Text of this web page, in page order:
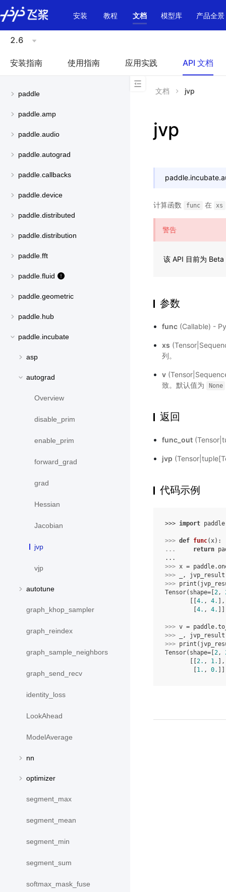
\u200E
安装
教程 文档 模型库 产品全景
2.6
安装指南 使用指南 应用实践 API 文档
paddle
paddle.amp
paddle.audio
paddle.autograd
paddle.callbacks
paddle.device
paddle.distributed
paddle.distribution
paddle.fft
paddle.fluid
paddle.geometric
paddle.hub
paddle.incubate
asp
autograd
Overview
disable_prim
enable_prim
forward_grad
grad
Hessian
Jacobian
jvp
vjp
autotune
graph_khop_sampler
graph_reindex
graph_sample_neighbors
graph_send_recv
identity_loss
LookAhead
ModelAverage
nn
optimizer
segment_max
segment_mean
segment_min
segment_sum
softmax_mask_fuse
文档 jvp
jvp
计算函数 func 在 xs
警告
该 API 目前为
参数
func(Callable) -
xs
列。
v
致。默认值为
None
返回
func_out
jvp
代码示例
>>> import paddle
>>> def func(x):
...
return
...
>>> x = paddle.
>>>
,
jvp_result
>>> print (
Tensor(shape=[ 2,
4. , 4.
],
4. , 4.
>>> v = paddle.
>>>
,
jvp_result
>>> print (
Tensor(shape=[ 2,
2. , 1.
],
1. , 0.